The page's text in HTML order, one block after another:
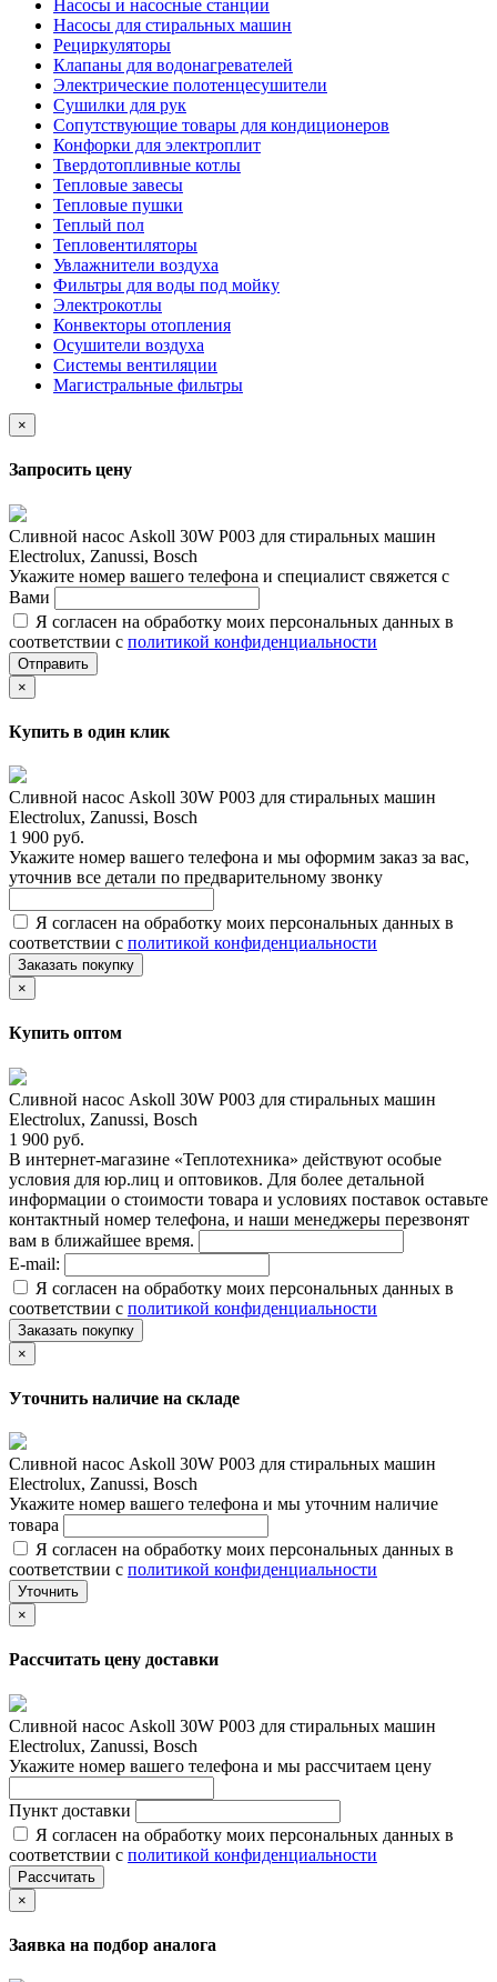
Насосы и насосные станции
Насосы для стиральных машин
Рециркуляторы
Клапаны для водонагревателей
Электрические полотенцесушители
Сушилки для рук
Сопутствующие товары для кондиционеров
Конфорки для электроплит
Твердотопливные котлы
Тепловые завесы
Тепловые пушки
Теплый пол
Тепловентиляторы
Увлажнители воздуха
Фильтры для воды под мойку
Электрокотлы
Конвекторы отопления
Осушители воздуха
Системы вентиляции
Магистральные фильтры
×
Запросить цену
Сливной насос Askoll 30W P003 для стиральных машин
Electrolux, Zanussi, Bosch
Укажите номер вашего телефона и специалист свяжется с
Вами
Я согласен на обработку моих персональных данных в
соответствии с политикой конфиденциальности
Отправить
×
Купить в один клик
Сливной насос Askoll 30W P003 для стиральных машин
Electrolux, Zanussi, Bosch
1 900 руб.
Укажите номер вашего телефона и мы оформим заказ за вас,
уточнив все детали по предварительному звонку
Я согласен на обработку моих персональных данных в
соответствии с политикой конфиденциальности
Заказать покупку
×
Купить оптом
Сливной насос Askoll 30W P003 для стиральных машин
Electrolux, Zanussi, Bosch
1 900 руб.
В интернет-магазине «Теплотехника» действуют особые
условия для юр.лиц и оптовиков. Для более детальной
информации о стоимости товара и условиях поставок оставьте
контактный номер телефона, и наши менеджеры перезвонят
вам в ближайшее время.
E-mail:
Я согласен на обработку моих персональных данных в
соответствии с политикой конфиденциальности
Заказать покупку
×
Уточнить наличие на складе
Сливной насос Askoll 30W P003 для стиральных машин
Electrolux, Zanussi, Bosch
Укажите номер вашего телефона и мы уточним наличие
товара
Я согласен на обработку моих персональных данных в
соответствии с политикой конфиденциальности
Уточнить
×
Рассчитать цену доставки
Сливной насос Askoll 30W P003 для стиральных машин
Electrolux, Zanussi, Bosch
Укажите номер вашего телефона и мы рассчитаем цену
Пункт доставки
Я согласен на обработку моих персональных данных в
соответствии с политикой конфиденциальности
Рассчитать
×
Заявка на подбор аналога